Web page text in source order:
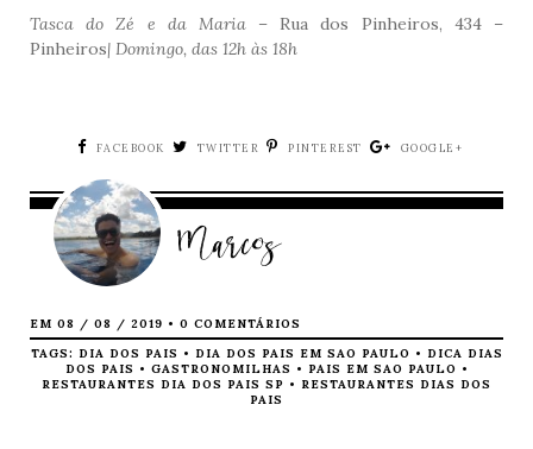
Tasca do Zé e da Maria – Rua dos Pinheiros, 434 –
Pinheiros| Domingo, das 12h às 18h
FACEBOOK TWITTER PINTEREST GOOGLE+
Marcos
EM 08 / 08 / 2019 • 0 COMENTÁRIOS
TAGS: DIA DOS PAIS • DIA DOS PAIS EM SAO PAULO • DICA DIAS
DOS PAIS • GASTRONOMILHAS • PAIS EM SAO PAULO •
RESTAURANTES DIA DOS PAIS SP • RESTAURANTES DIAS DOS
PAIS